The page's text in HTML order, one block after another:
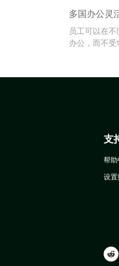
多国办公灵
员工可以在
办公，而不受
支
帮
设